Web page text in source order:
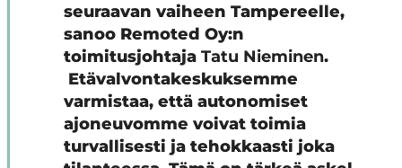
seuraavan vaiheen Tampereelle,
sanoo Remoted Oy:n
toimitusjohtaja Tatu Nieminen.
Etävalvontakeskuksemme
varmistaa, että autonomiset
ajoneuvomme voivat toimia
turvallisesti ja tehokkaasti joka